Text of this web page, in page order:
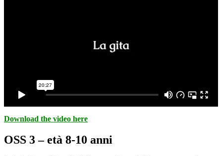
Download the video here
OSS 3 – età 8-10 anni